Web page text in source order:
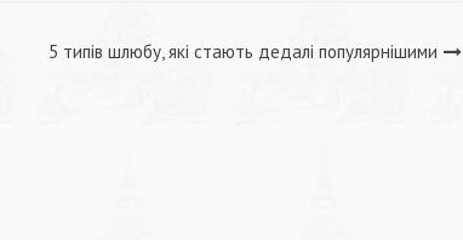
5 типів шлюбу, які стають дедалі популярнішими